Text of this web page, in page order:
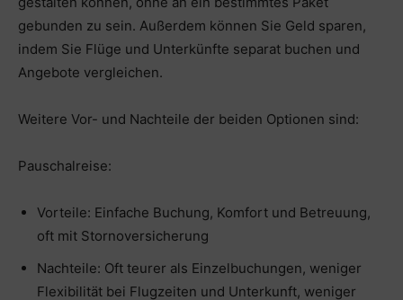
gebunden zu sein. Außerdem können Sie Geld sparen,
indem Sie Flüge und Unterkünfte separat buchen und
Angebote vergleichen.
Weitere Vor- und Nachteile der beiden Optionen sind:
Pauschalreise:
Vorteile: Einfache Buchung, Komfort und Betreuung,
oft mit Stornoversicherung
Nachteile: Oft teurer als Einzelbuchungen, weniger
Flexibilität bei Flugzeiten und Unterkunft, weniger